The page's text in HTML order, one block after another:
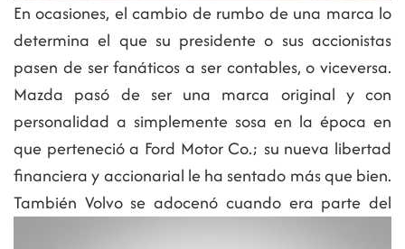
En ocasiones, el cambio de rumbo de una marca lo
determina el que su presidente o sus accionistas
pasen de ser fanáticos a ser contables, o viceversa.
Mazda pasó de ser una marca original y con
personalidad a simplemente sosa en la época en
que perteneció a Ford Motor Co.; su nueva libertad
financiera y accionarial le ha sentado más que bien.
También Volvo se adocenó cuando era parte del